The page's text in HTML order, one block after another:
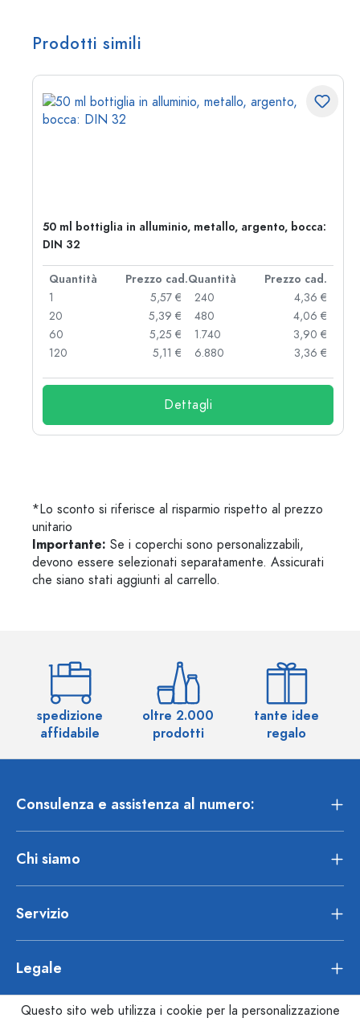
Prodotti simili
50 ml bottiglia in alluminio, metallo, argento, bocca:
DIN 32
Quantità Prezzo cad.Quantità
Prezzo cad.
1
5,57 €
20
5,39 €
60
5,25 €
120
5,11 €
240
4,36 €
480
4,06 €
1.740
3,90 €
6.880
3,36 €
Dettagli
*Lo sconto si riferisce al risparmio rispetto al prezzo
unitario
Importante: Se i coperchi sono personalizzabili,
devono essere selezionati separatamente. Assicurati
che siano stati aggiunti al carrello.
spedizione
affidabile
oltre 2.000
prodotti
tante idee
regalo
Consulenza e assistenza al numero:
Chi siamo
Servizio
Legale
Questo sito web utilizza i cookie per la personalizzazione